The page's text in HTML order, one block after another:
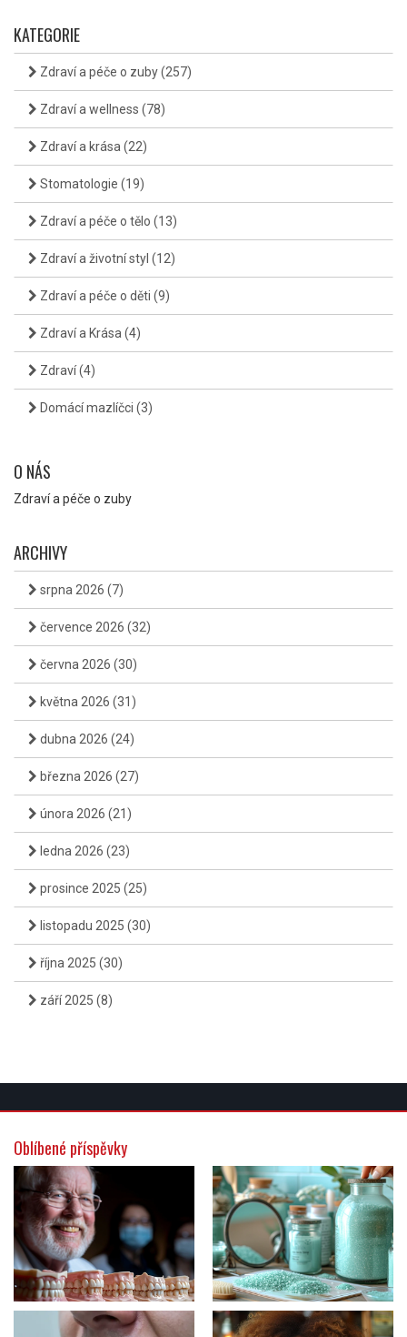
KATEGORIE
Zdraví a péče o zuby(257)
Zdraví a wellness (78)
Zdraví a krása (22)
Stomatologie (19)
Zdraví a péče o tělo (13)
Zdraví a životní styl (12)
Zdraví a péče o děti (9)
Zdraví a Krása (4)
Zdraví(4)
Domácí mazlíčci (3)
O NÁS
Zdraví a péče o zuby
ARCHIVY
srpna 2026 (7)
července 2026 (32)
června 2026 (30)
května 2026 (31)
dubna 2026 (24)
března 2026 (27)
února 2026 (21)
ledna 2026 (23)
prosince 2025 (25)
listopadu 2025 (30)
října 2025 (30)
září 2025 (8)
Oblíbené příspěvky